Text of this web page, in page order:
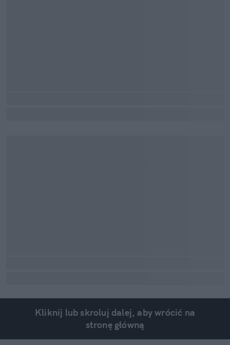
Kliknij lub skroluj dalej, aby wrócić na
stronę główną